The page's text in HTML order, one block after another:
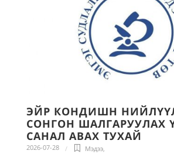
ЭЙР КОНДИШН
СОНГОН ШАЛГАРУУЛАХ
САНАЛ АВАХ ТУХАЙ
2026-07-28 Мэдээ,